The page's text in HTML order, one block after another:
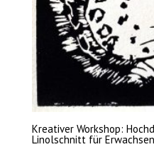
Kreativer Workshop:
Linolschnitt für